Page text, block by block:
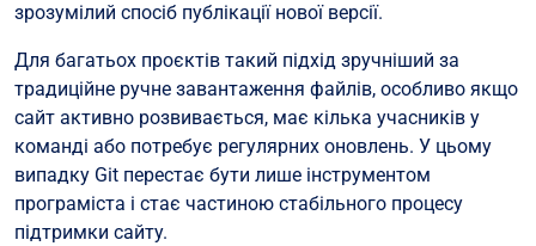
зрозумілий спосіб публікації нової версії.
Для багатьох проєктів такий підхід зручніший за
традиційне ручне завантаження файлів, особливо якщо
сайт активно розвивається, має кілька учасників у
команді або потребує регулярних оновлень. У цьому
випадку Git перестає бути лише інструментом
програміста і стає частиною стабільного процесу
підтримки сайту.